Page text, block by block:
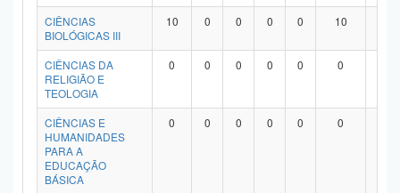
CIÊNCIAS
BIOLÓGICAS III
10 0 0 0 0 10
CIÊNCIAS DA
RELIGIÃO E
TEOLOGIA
0 0 0 0 0 0
CIÊNCIAS E
HUMANIDADES
PARA A
EDUCAÇÃO
BÁSICA
0 0 0 0 0 0